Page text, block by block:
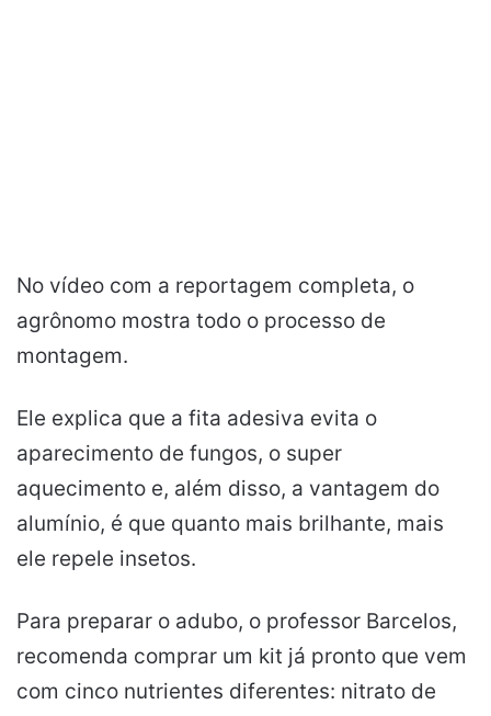
No vídeo com a reportagem completa, o
agrônomo mostra todo o processo de
montagem.
Ele explica que a fita adesiva evita o
aparecimento de fungos, o super
aquecimento e, além disso, a vantagem do
alumínio, é que quanto mais brilhante, mais
ele repele insetos.
Para preparar o adubo, o professor Barcelos,
recomenda comprar um kit já pronto que vem
com cinco nutrientes diferentes: nitrato de